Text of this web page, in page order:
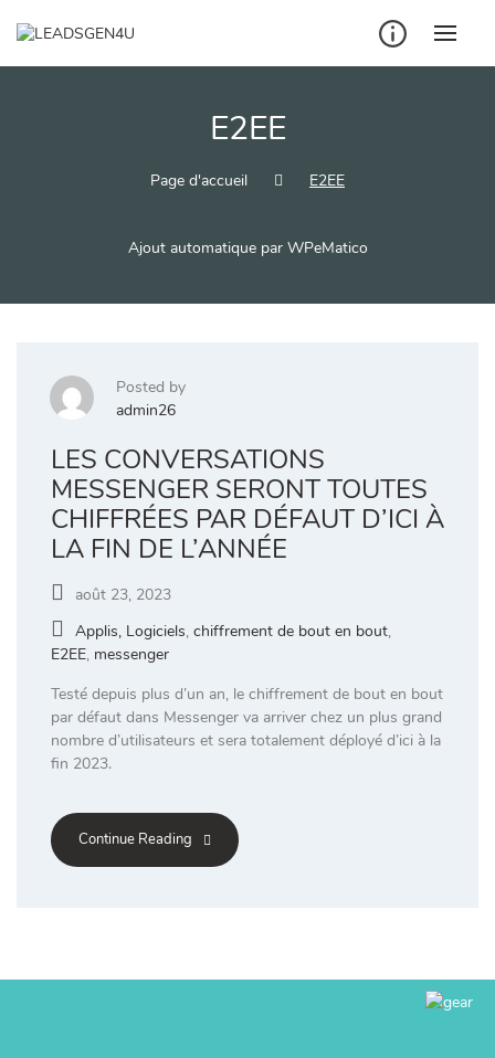
E2EE
Page d'accueil E2EE
Ajout automatique par WPeMatico
Posted by
admin26
LES CONVERSATIONS
MESSENGER SERONT TOUTES
CHIFFRÉES PAR DÉFAUT D’ICI À
LA FIN DE L’ANNÉE
août 23, 2023
Applis, Logiciels, chiffrement de bout en bout,
E2EE, messenger
Testé depuis plus d’un an, le chiffrement de bout en bout
par défaut dans Messenger va arriver chez un plus grand
nombre d’utilisateurs et sera totalement déployé d’ici à la
fin 2023.
Continue Reading